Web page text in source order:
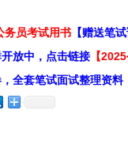
务员考试用书 【赠送笔
放中，点击链接 【
全套笔试面试整理资料